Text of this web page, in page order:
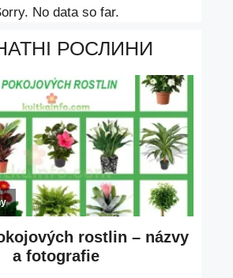
No data so far.
РОСЛИНИ